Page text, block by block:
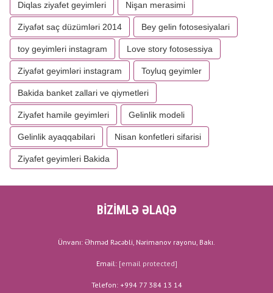
Diqlas ziyafet geyimleri Nişan merasimi
Ziyafət saç düzümləri 2014 Bey gelin fotosesiyalari
toy geyimleri instagram Love story fotosessiya
Ziyafət geyimləri instagram Toyluq geyimler
Bakida banket zallari ve qiymetleri
Ziyafet hamile geyimleri Gelinlik modeli
Gelinlik ayaqqabilari Nisan konfetleri sifarisi
Ziyafet geyimleri Bakida
BİZİMLƏ ƏLAQƏ
Ünvanı: Əhməd Rəcəbli, Nərimanov rayonu, Bakı.
Email: [email protected]
Telefon: +994 77 384 13 14